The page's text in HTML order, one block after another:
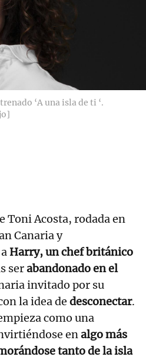
‘A una isla de ti ‘.
Toni Acosta, rodada en
Canaria y
Harry, un chef británico
serabandonado en el
invitado por su
la idea de desconectar.
como una
enalgo más
tanto de la isla